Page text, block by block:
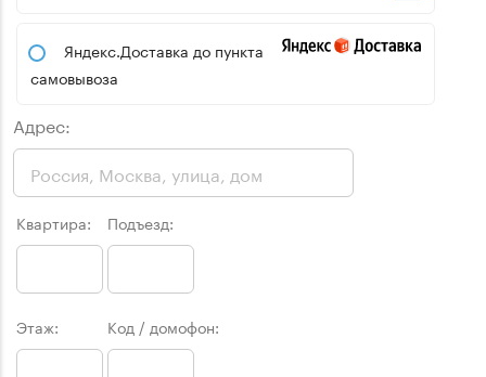
Яндекс.Доставка до пункта
самовывоза
Адрес:
Квартира: Подъезд:
Этаж: Код / домофон: